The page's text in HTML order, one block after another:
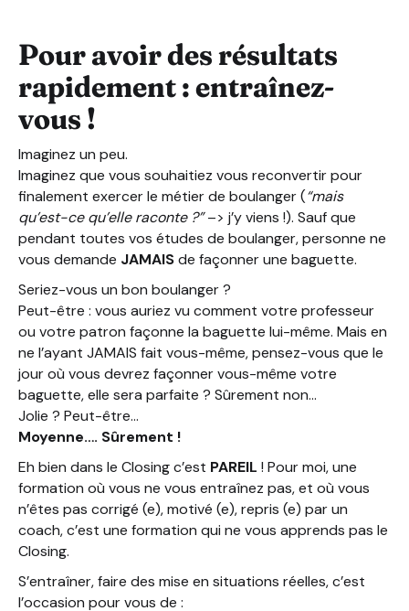
Pour avoir des résultats
rapidement : entraînez-
vous !
Imaginez un peu.
Imaginez que vous souhaitiez vous reconvertir pour
finalement exercer le métier de boulanger (“mais
qu’est-ce qu’elle raconte ?”–> j’y viens !). Sauf que
pendant toutes vos études de boulanger, personne ne
vous demande JAMAISde façonner une baguette.
Seriez-vous un bon boulanger ?
Peut-être : vous auriez vu comment votre professeur
ou votre patron façonne la baguette lui-même. Mais en
ne l’ayant JAMAIS fait vous-même, pensez-vous que le
jour où vous devrez façonner vous-même votre
baguette, elle sera parfaite ? Sûrement non…
Jolie ? Peut-être…
Moyenne…. Sûrement !
Eh bien dans le Closing c’est PAREIL ! Pour moi, une
formation où vous ne vous entraînez pas, et où vous
n’êtes pas corrigé (e), motivé (e), repris (e) par un
coach, c’est une formation qui ne vous apprends pas le
Closing.
S’entraîner, faire des mise en situations réelles, c’est
l’occasion pour vous de :